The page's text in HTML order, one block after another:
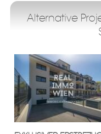
ebo agr
FERTIGSTELLUNG: Herbst
BAUHERR: at home
VERKAUF: hierwohnich
ARCHITEKT: Sue
Alternative